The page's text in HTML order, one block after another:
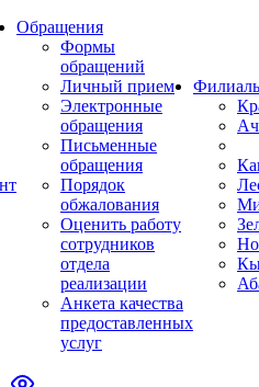
Обращения
Формы
обращений
Личный прием
Электронные
обращения
Письменные
обращения
Порядок
обжалования
Оценить работу
сотрудников
отдела
реализации
Анкета качества
предоставленных
услуг